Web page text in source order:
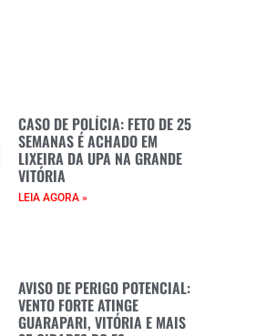
CASO DE POLÍCIA: FETO DE 25
SEMANAS É ACHADO EM
LIXEIRA DA UPA NA GRANDE
VITÓRIA
LEIA AGORA »
AVISO DE PERIGO POTENCIAL:
VENTO FORTE ATINGE
GUARAPARI, VITÓRIA E MAIS